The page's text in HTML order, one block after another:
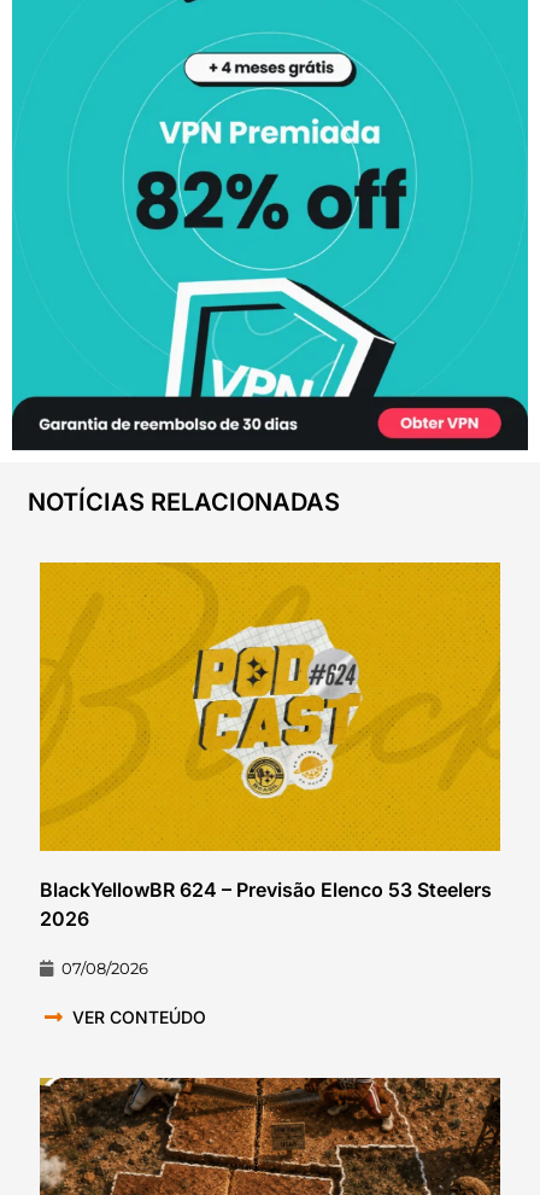
NOTÍCIAS RELACIONADAS
BlackYellowBR 624 – Previsão Elenco 53 Steelers
2026
07/08/2026
VER CONTEÚDO